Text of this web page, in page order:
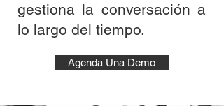
gestiona la conversación a
lo largo del tiempo.
Agenda Una Demo